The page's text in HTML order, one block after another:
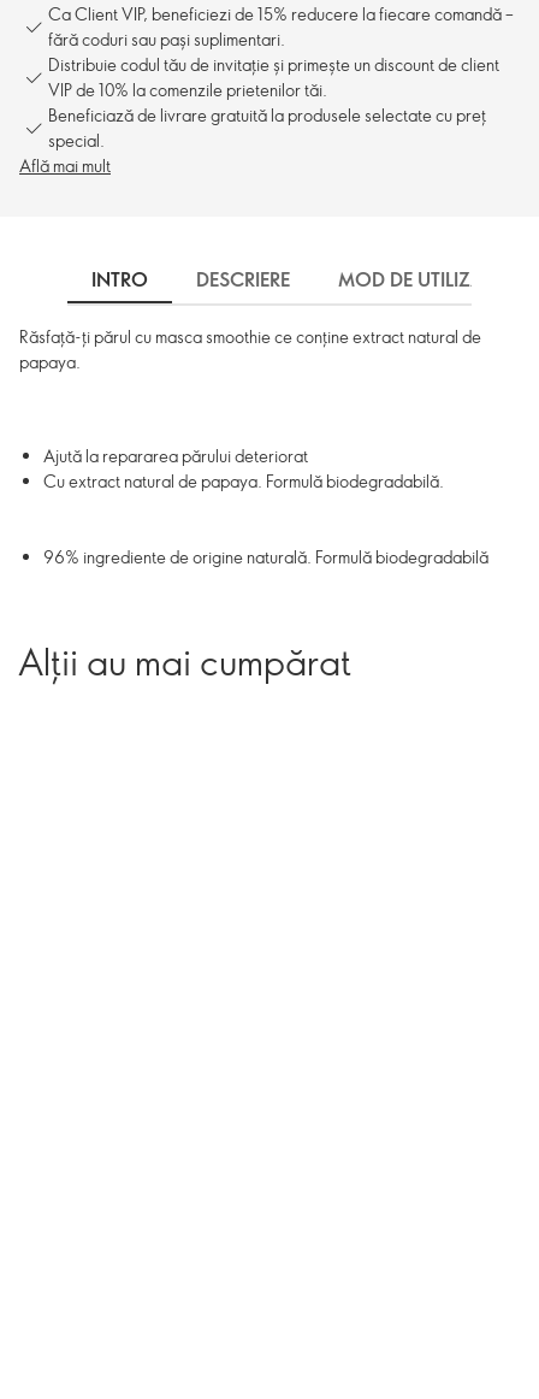
Ca Client VIP, beneficiezi de 15% reducere la fiecare comandă –
fără coduri sau pași suplimentari.
Distribuie codul tău de invitație și primește un discount de client
VIP de 10% la comenzile prietenilor tăi.
Beneficiază de livrare gratuită la produsele selectate cu preț
special.
Află mai mult
INTRO DESCRIERE MOD DE UTILIZARE
Răsfaţă-ţi părul cu masca smoothie ce conţine extract natural de
papaya.
Ajută la repararea părului deteriorat
Cu extract natural de papaya. Formulă biodegradabilă.
96% ingrediente de origine naturală. Formulă biodegradabilă
Alții au mai cumpărat